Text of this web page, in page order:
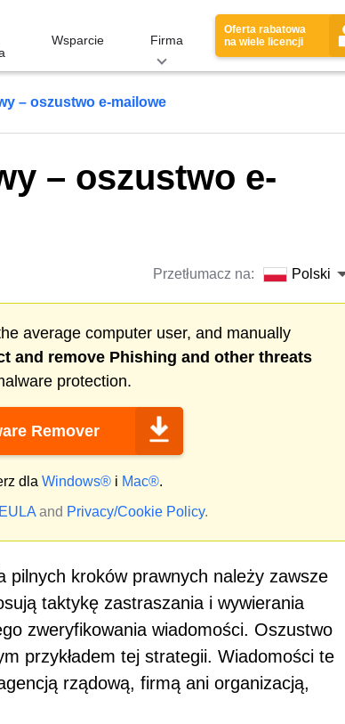
Wsparcie Firma
Oferta rabatowa
na wiele licencji
– oszustwo e-mailowe
– oszustwo e-
Przetłumacz na: Polski
average computer user, and manually
and remove Phishing and other threats
protection.
Remover
dla Windows®i Mac®.
EULA and Privacy/Cookie Policy.
pilnych kroków prawnych należy zawsze
taktykę zastraszania i wywierania
zweryfikowania wiadomości. Oszustwo
przykładem tej strategii. Wiadomości te
rządową, firmą ani organizacją,